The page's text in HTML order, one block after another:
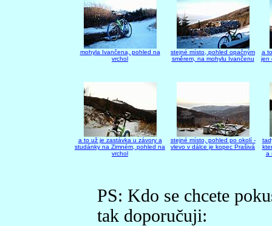
mohyla Ivančena, pohled na
vrchol
stejné místo, pohled opačným
směrem, na mohylu Ivančenu
a
jen
a to už je zastávka u závory a
studánky na Zimném, pohled na
vrchol
stejné místo, pohled po okolí -
vlevo v dálce je kopec Prašivá
a
PS: Kdo se chcete
tak doporučuji: